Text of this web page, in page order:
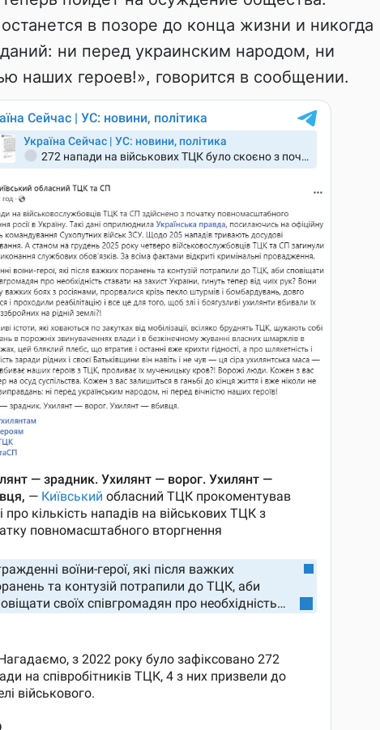
в позоре до конца жизни и никогда
ни перед украинским народом, ни
наших героев!», говорится в сообщении.